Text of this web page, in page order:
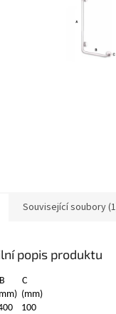
Související soubory
popis produktu
B
C
(mm)
100